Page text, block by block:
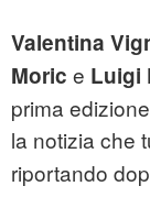
Valentina
Moric e Luigi
prima
la notizia che
riportando